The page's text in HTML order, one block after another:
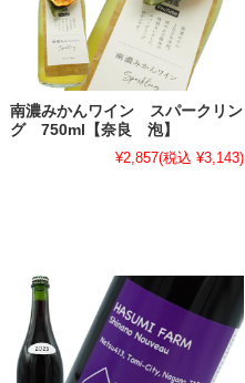
南濃みかんワイン スパークリン
グ 750ml【奈良 泡】
¥2,857(税込 ¥3,143)